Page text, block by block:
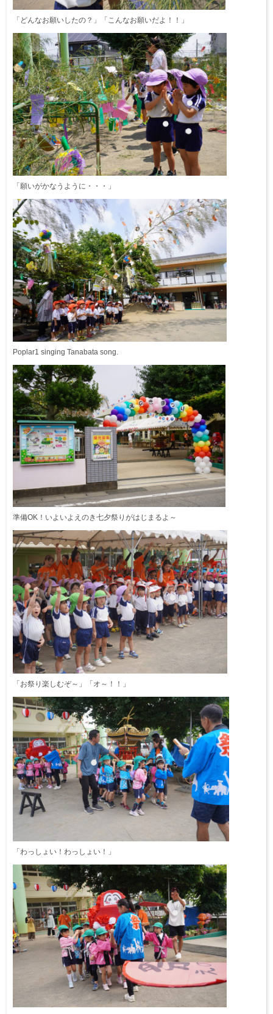
「どんなお願いしたの？」「こんなお願いだよ！！」
「願いがかなうように・・・」
Poplar1 singing Tanabata song.
準備OK！いよいよえのき七夕祭りがはじまるよ～
「お祭り楽しむぞ～」「オ～！！」
「わっしょい！わっしょい！」